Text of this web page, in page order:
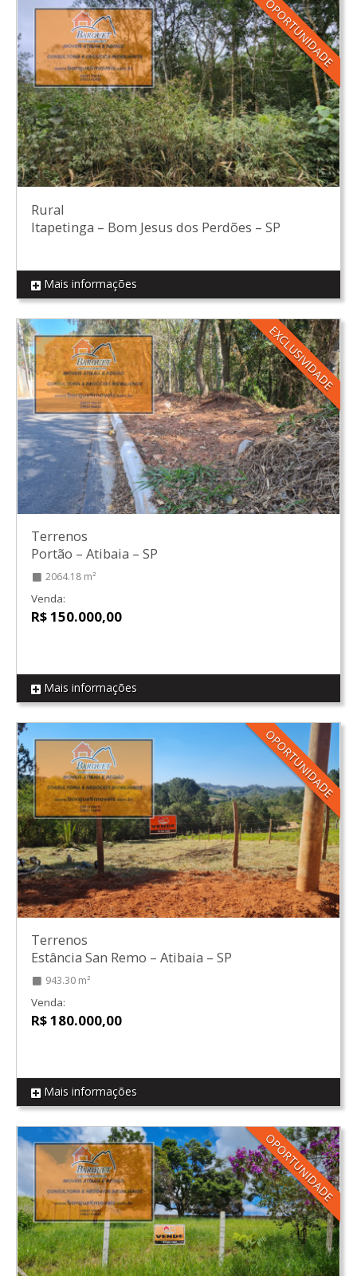
OPORTUNIDADE
REF SI01
Rural
Itapetinga – Bom Jesus dos Perdões – SP
Mais informações
EXCLUSIVIDADE
REF T05
Terrenos
Portão – Atibaia – SP
2064.18 m²
Venda:
R$ 150.000,00
Mais informações
OPORTUNIDADE
REF T03
Terrenos
Estância San Remo – Atibaia – SP
943.30 m²
Venda:
R$ 180.000,00
Mais informações
OPORTUNIDADE